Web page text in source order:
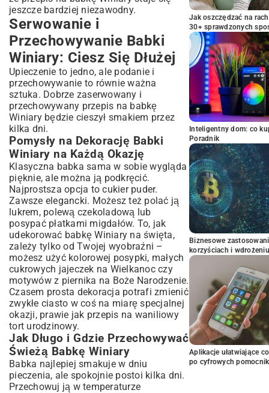
jeszcze bardziej niezawodny.
Serwowanie i
Przechowywanie Babki
Winiary: Ciesz Się Dłużej
Upieczenie to jedno, ale podanie i
przechowywanie to równie ważna
sztuka. Dobrze zaserwowany i
przechowywany przepis na babkę
Winiary będzie cieszył smakiem przez
kilka dni.
Pomysły na Dekorację Babki
Winiary na Każdą Okazję
Klasyczna babka sama w sobie wygląda
pięknie, ale można ją podkręcić.
Najprostsza opcja to cukier puder.
Zawsze elegancki. Możesz też polać ją
lukrem, polewą czekoladową lub
posypać płatkami migdałów. To, jak
udekorować babkę Winiary na święta,
zależy tylko od Twojej wyobraźni –
możesz użyć kolorowej posypki, małych
cukrowych jajeczek na Wielkanoc czy
motywów z piernika na Boże Narodzenie.
Czasem prosta dekoracja potrafi zmienić
zwykłe ciasto w coś na miarę specjalnej
okazji, prawie jak przepis na waniliowy
tort urodzinowy.
Jak Długo i Gdzie Przechowywać
Świeżą Babkę Winiary
Babka najlepiej smakuje w dniu
pieczenia, ale spokojnie postoi kilka dni.
Przechowuj ją w temperaturze
Jak oszczędzać na
30+ sprawdzonych
Inteligentny dom: co
Poradnik
Biznesowe
korzyściach i wdrożeniu
Aplikacje ułatwiające
po cyfrowych